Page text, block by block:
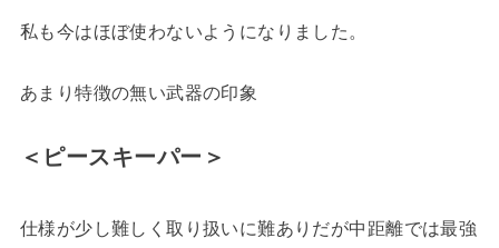
私も今はほぼ使わないようになりました。
あまり特徴の無い武器の印象
＜ピースキーパー＞
仕様が少し難しく取り扱いに難ありだが中距離では最強